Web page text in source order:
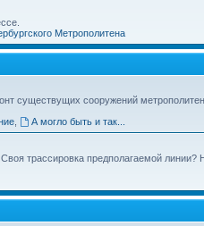
Метрополитена
существущих сооружений
, А могло быть и так...
трассировка предполагаемой